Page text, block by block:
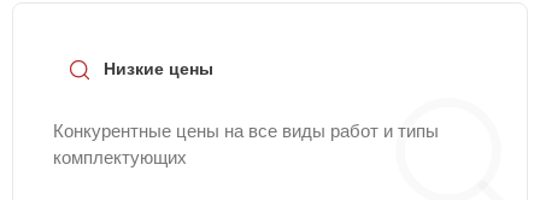
Низкие цены
Конкурентные цены на все виды работ и типы
комплектующих